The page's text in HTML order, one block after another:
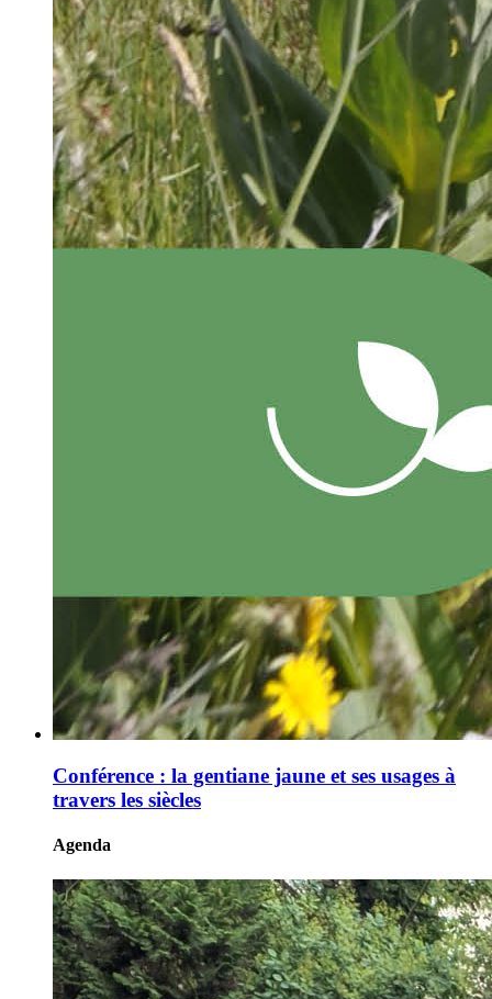
Conférence : la gentiane jaune et ses usages à
travers les siècles
Agenda